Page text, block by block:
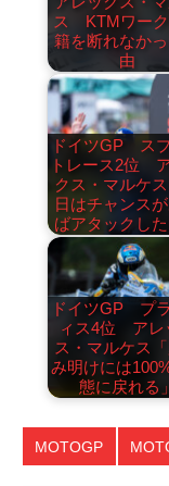
ス KTMワー
籍を断れなか
由
ドイツGP ス
トレース2位
クス・マルケ
日はチャンス
ばアタックした
ドイツGP プ
ィス4位 アレ
ス・マルケス
み明けには
態に戻れる」
MOTOGP